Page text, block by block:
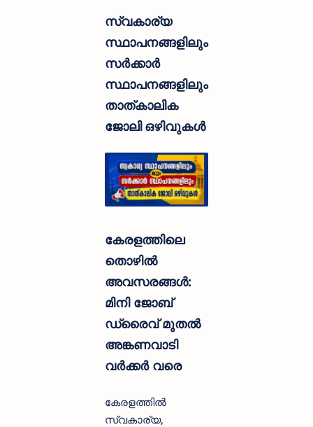
ഒഴിവുകൾ
സ്വകാര്യ
സ്ഥാപനങ്ങളിലും
സർക്കാർ
സ്ഥാപനങ്ങളിലും
താത്കാലിക
ജോലി ഒഴിവുകൾ
കേരളത്തിലെ
തൊഴിൽ
അവസരങ്ങൾ:
മിനി ജോബ്
ഡ്രൈവ് മുതൽ
അങ്കണവാടി
വർക്കർ വരെ
കേരളത്തിൽ
സ്വകാര്യ,